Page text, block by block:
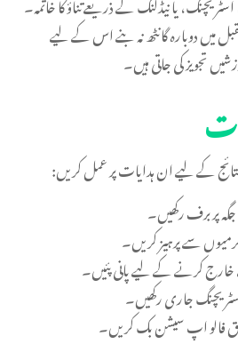
میں دوبارہ گانٹھ نہ بنے اس کے لیے
تجویز کی جاتی ہیں۔
کے لیے ان ہدایات پر عمل کریں:
پر برف رکھیں۔
کرنے کے لیے پانی پئیں۔
جاری رکھیں۔
فالو اپ سیشن بک کریں۔